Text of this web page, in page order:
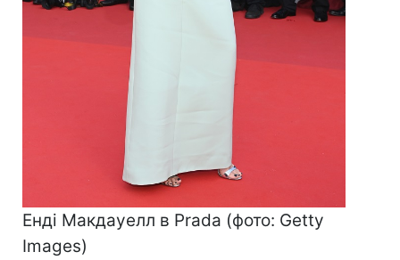
Енді Макдауелл в Prada (фото: Getty
Images)